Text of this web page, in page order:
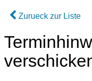
Zurueck zur Liste